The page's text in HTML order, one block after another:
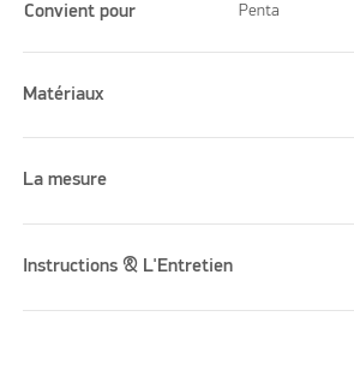
Convient pour Penta
Matériaux
La mesure
Instructions & L'Entretien